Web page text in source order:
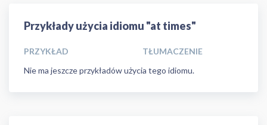
Przykłady użycia idiomu "at times"
PRZYKŁAD
TŁUMACZENIE
Nie ma jeszcze przykładów użycia tego idiomu.